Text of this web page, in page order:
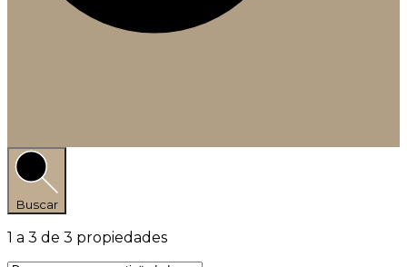
Buscar
1 a 3 de 3 propiedades